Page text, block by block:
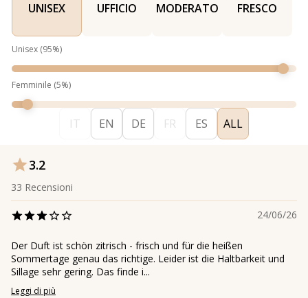
UNISEX UFFICIO MODERATO FRESCO
Unisex (95%)
Femminile (5%)
IT EN DE FR ES ALL
3.2
33 Recensioni
24/06/26
Der Duft ist schön zitrisch - frisch und für die heißen
Sommertage genau das richtige. Leider ist die Haltbarkeit und
Sillage sehr gering. Das finde i...
Leggi di più